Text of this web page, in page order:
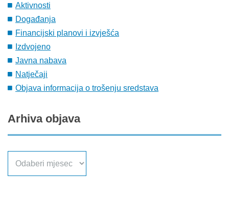
Aktivnosti
Događanja
Financijski planovi i izvješća
Izdvojeno
Javna nabava
Natječaji
Objava informacija o trošenju sredstava
Arhiva objava